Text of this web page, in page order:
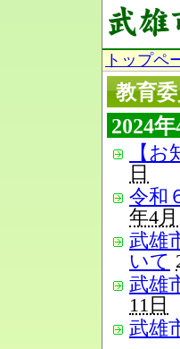
トップペ
教育
2024
【
日
令和
年4
武雄
いて
武雄
11日
武雄